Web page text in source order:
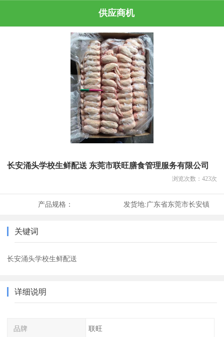
供应商机
长安涌头学校生鲜配送 东莞市联旺膳食管理服务有限公司
浏览次数： 423次
产品规格： 发货地:广东省东莞市长安镇
关键词
长安涌头学校生鲜配送
详细说明
品牌 联旺